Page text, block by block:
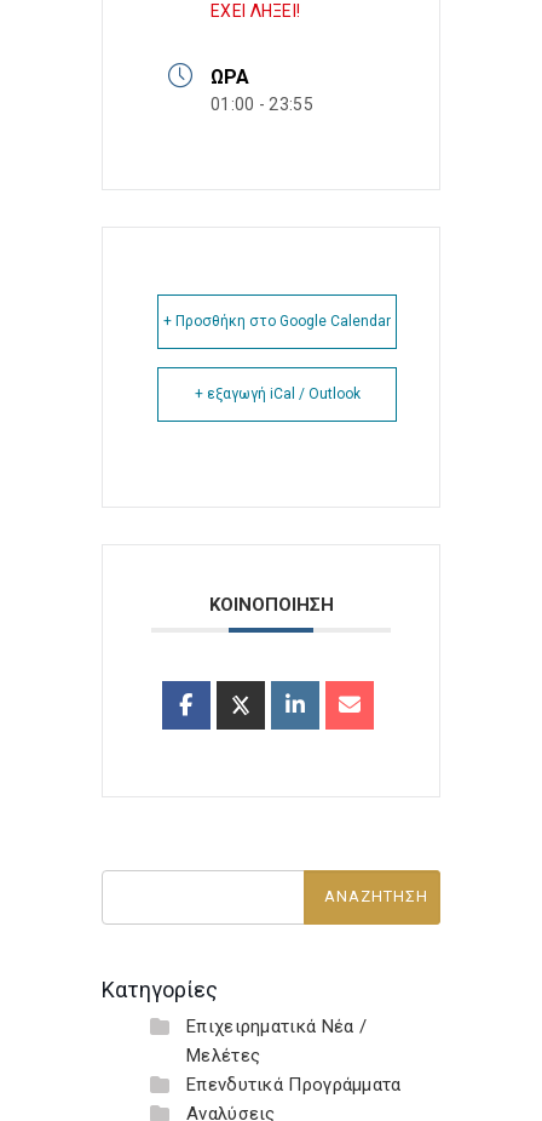
ΕΧΕΙ ΛΗΞΕΙ!
ΏΡΑ
01:00 - 23:55
+ Προσθήκη στο Google Calendar
+ εξαγωγή iCal / Outlook
ΚΟΙΝΟΠΟΙΗΣΗ
Κατηγορίες
Επιχειρηματικά Νέα /
Μελέτες
Επενδυτικά Προγράμματα
Αναλύσεις